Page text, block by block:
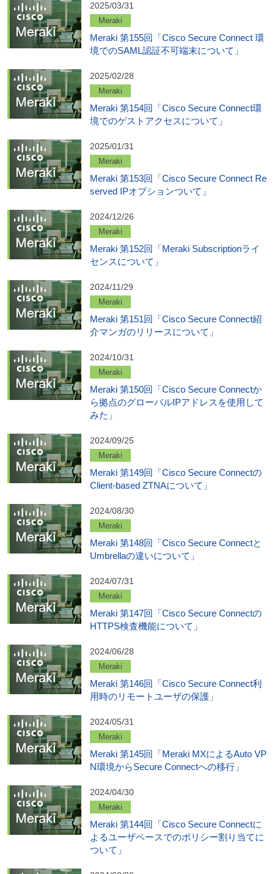
2025/03/31
Meraki
Meraki 第155回「Cisco Secure Connect 環
境でのSAML認証不可端末について」
2025/02/28
Meraki
Meraki 第154回「Cisco Secure Connect環
境でのゲストアクセスについて」
2025/01/31
Meraki
Meraki 第153回「Cisco Secure Connect Re
served IPオプションついて」
2024/12/26
Meraki
Meraki 第152回「Meraki Subscriptionライ
センスについて」
2024/11/29
Meraki
Meraki 第151回「Cisco Secure Connect紹
介マンガのリリースについて」
2024/10/31
Meraki
Meraki 第150回「Cisco Secure Connectか
ら拠点のグローバルIPアドレスを使用して
みた」
2024/09/25
Meraki
Meraki 第149回「Cisco Secure Connectの
Client-based ZTNAについて」
2024/08/30
Meraki
Meraki 第148回「Cisco Secure Connectと
Umbrellaの違いについて」
2024/07/31
Meraki
Meraki 第147回「Cisco Secure Connectの
HTTPS検査機能について」
2024/06/28
Meraki
Meraki 第146回「Cisco Secure Connect利
用時のリモートユーザの保護」
2024/05/31
Meraki
Meraki 第145回「Meraki MXによるAuto VP
N環境からSecure Connectへの移行」
2024/04/30
Meraki
Meraki 第144回「Cisco Secure Connectに
よるユーザベースでのポリシー割り当てに
ついて」